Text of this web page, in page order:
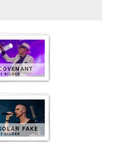
BILDER
FAKE
BILDER